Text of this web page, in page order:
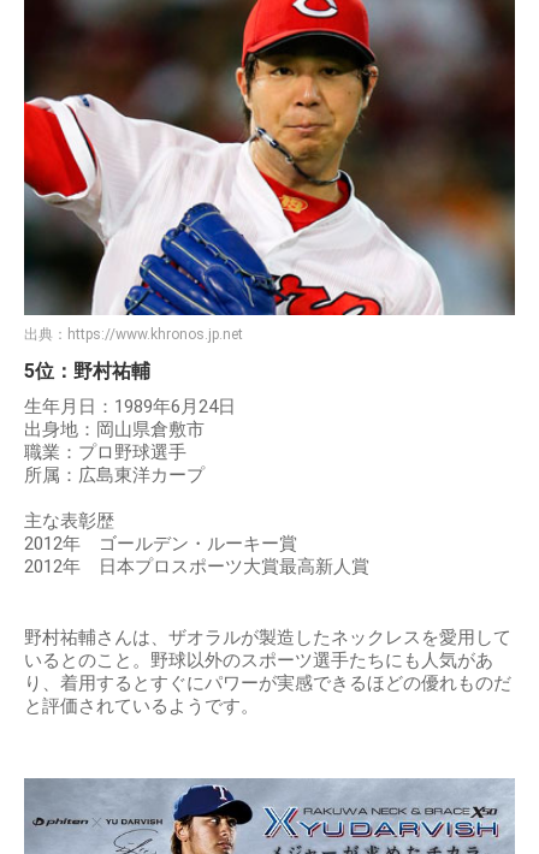
出典： https://www.khronos.jp.net
5位：野村祐輔
生年月日：1989年6月24日
出身地：岡山県倉敷市
職業：プロ野球選手
所属：広島東洋カープ
主な表彰歴
2012年 ゴールデン・ルーキー賞
2012年 日本プロスポーツ大賞最高新人賞
野村祐輔さんは、ザオラルが製造したネックレスを愛用して
いるとのこと。野球以外のスポーツ選手たちにも人気があ
り、着用するとすぐにパワーが実感できるほどの優れものだ
と評価されているようです。